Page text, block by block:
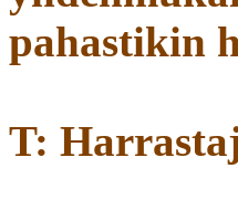
pahastikin
T: